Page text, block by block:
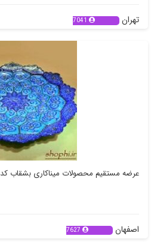
تهران 7041
عرضه مستقیم محصولات میناکاری بشقاب کد2قیمت 38000 ت
اصفهان 7627